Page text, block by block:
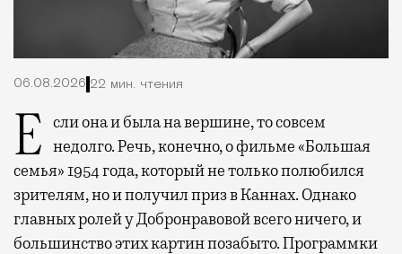
06.08.2026 22 мин. чтения
Если она и была на вершине, то совсем недолго. Речь, конечно, о фильме «Большая
семья» 1954 года, который не только полюбился
зрителям, но и получил приз в Каннах. Однако
главных ролей у Добронравовой всего ничего, и
большинство этих картин позабыто. Программки